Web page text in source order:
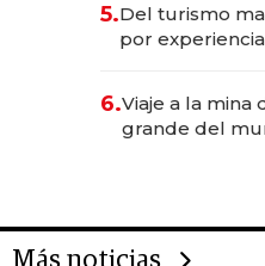
5.Del turismo
por
6.Viaje a la mina
grande del